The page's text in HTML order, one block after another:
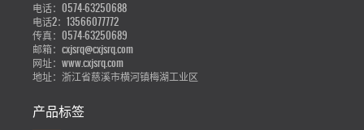
电话： 0574-63250688
电话2： 13566077772
传真： 0574-63250689
邮箱： cxjsrq@cxjsrq.com
网址： www.cxjsrq.com
地址： 浙江省慈溪市横河镇梅湖工业区
产品标签